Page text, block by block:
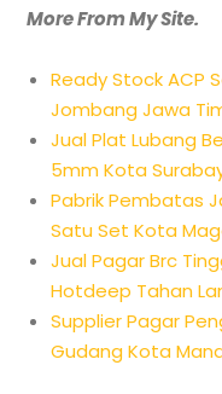
More From My Site.
Ready Stock ACP
Jombang Jawa
Jual Plat Lubang
5mm Kota
Pabrik Pembatas
Satu Set Kota
Jual Pagar Brc
Hotdeep Tahan
Supplier Pagar
Gudang Kota